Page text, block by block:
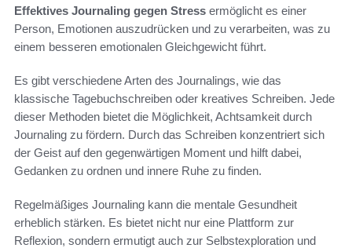
Effektives Journaling gegen Stress ermöglicht es einer
Person, Emotionen auszudrücken und zu verarbeiten, was zu
einem besseren emotionalen Gleichgewicht führt.
Es gibt verschiedene Arten des Journalings, wie das
klassische Tagebuchschreiben oder kreatives Schreiben. Jede
dieser Methoden bietet die Möglichkeit, Achtsamkeit durch
Journaling zu fördern. Durch das Schreiben konzentriert sich
der Geist auf den gegenwärtigen Moment und hilft dabei,
Gedanken zu ordnen und innere Ruhe zu finden.
Regelmäßiges Journaling kann die mentale Gesundheit
erheblich stärken. Es bietet nicht nur eine Plattform zur
Reflexion, sondern ermutigt auch zur Selbstexploration und